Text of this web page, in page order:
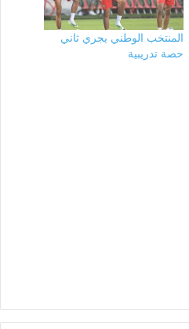
المنتخب الوطني يجري ثاني
حصة تدريبية